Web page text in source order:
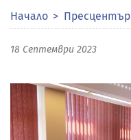
Начало Пресцентър
18 Септември 2023